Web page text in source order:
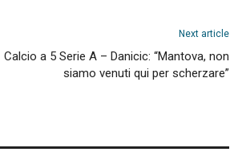
Next article
Calcio a 5 Serie A – Danicic: “Mantova, non
siamo venuti qui per scherzare”